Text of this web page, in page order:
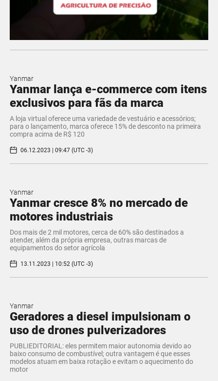
Yanmar
Yanmar lança e-commerce com itens
exclusivos para fãs da marca
A loja virtual oferece uma variedade de vestuário e acessórios;
para o lançamento, marca oferece 15% de desconto na primeira
compra acima de R$ 120
06.12.2023 | 09:47 (UTC -3)
Yanmar
Yanmar cresce 8% no mercado de
motores industriais
Dos mais de 2 mil motores, cerca de 60% são destinados a
atender, além da própria empresa, outras marcas de
equipamentos do setor agrícola
13.11.2023 | 10:52 (UTC -3)
Yanmar
Geradores a diesel impulsionam o
uso de drones pulverizadores
PUBLIEDITORIAL: eles permitem maior autonomia devido ao
baixo consumo de combustível; outra vantagem é que esses
modelos atuam em baixa rotação e evitam o aquecimento do
motor